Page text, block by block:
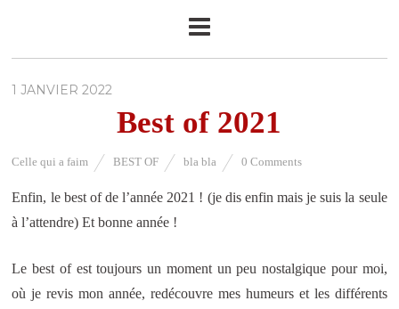
1 JANVIER 2022
Best of 2021
Celle qui a faim BEST OF bla bla 0 Comments
Enfin, le best of de l’année 2021 ! (je dis enfin mais je suis la seule
à l’attendre) Et bonne année !
Le best of est toujours un moment un peu nostalgique pour moi,
où je revis mon année, redécouvre mes humeurs et les différents